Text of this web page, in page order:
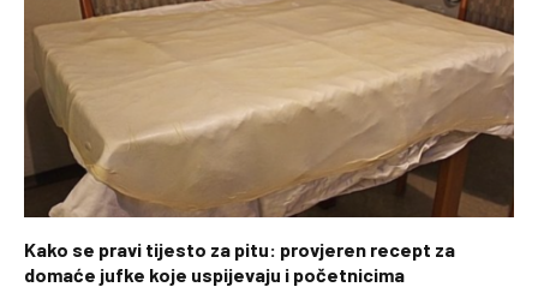
Kako se pravi tijesto za pitu: provjeren recept za
domaće jufke koje uspijevaju i početnicima